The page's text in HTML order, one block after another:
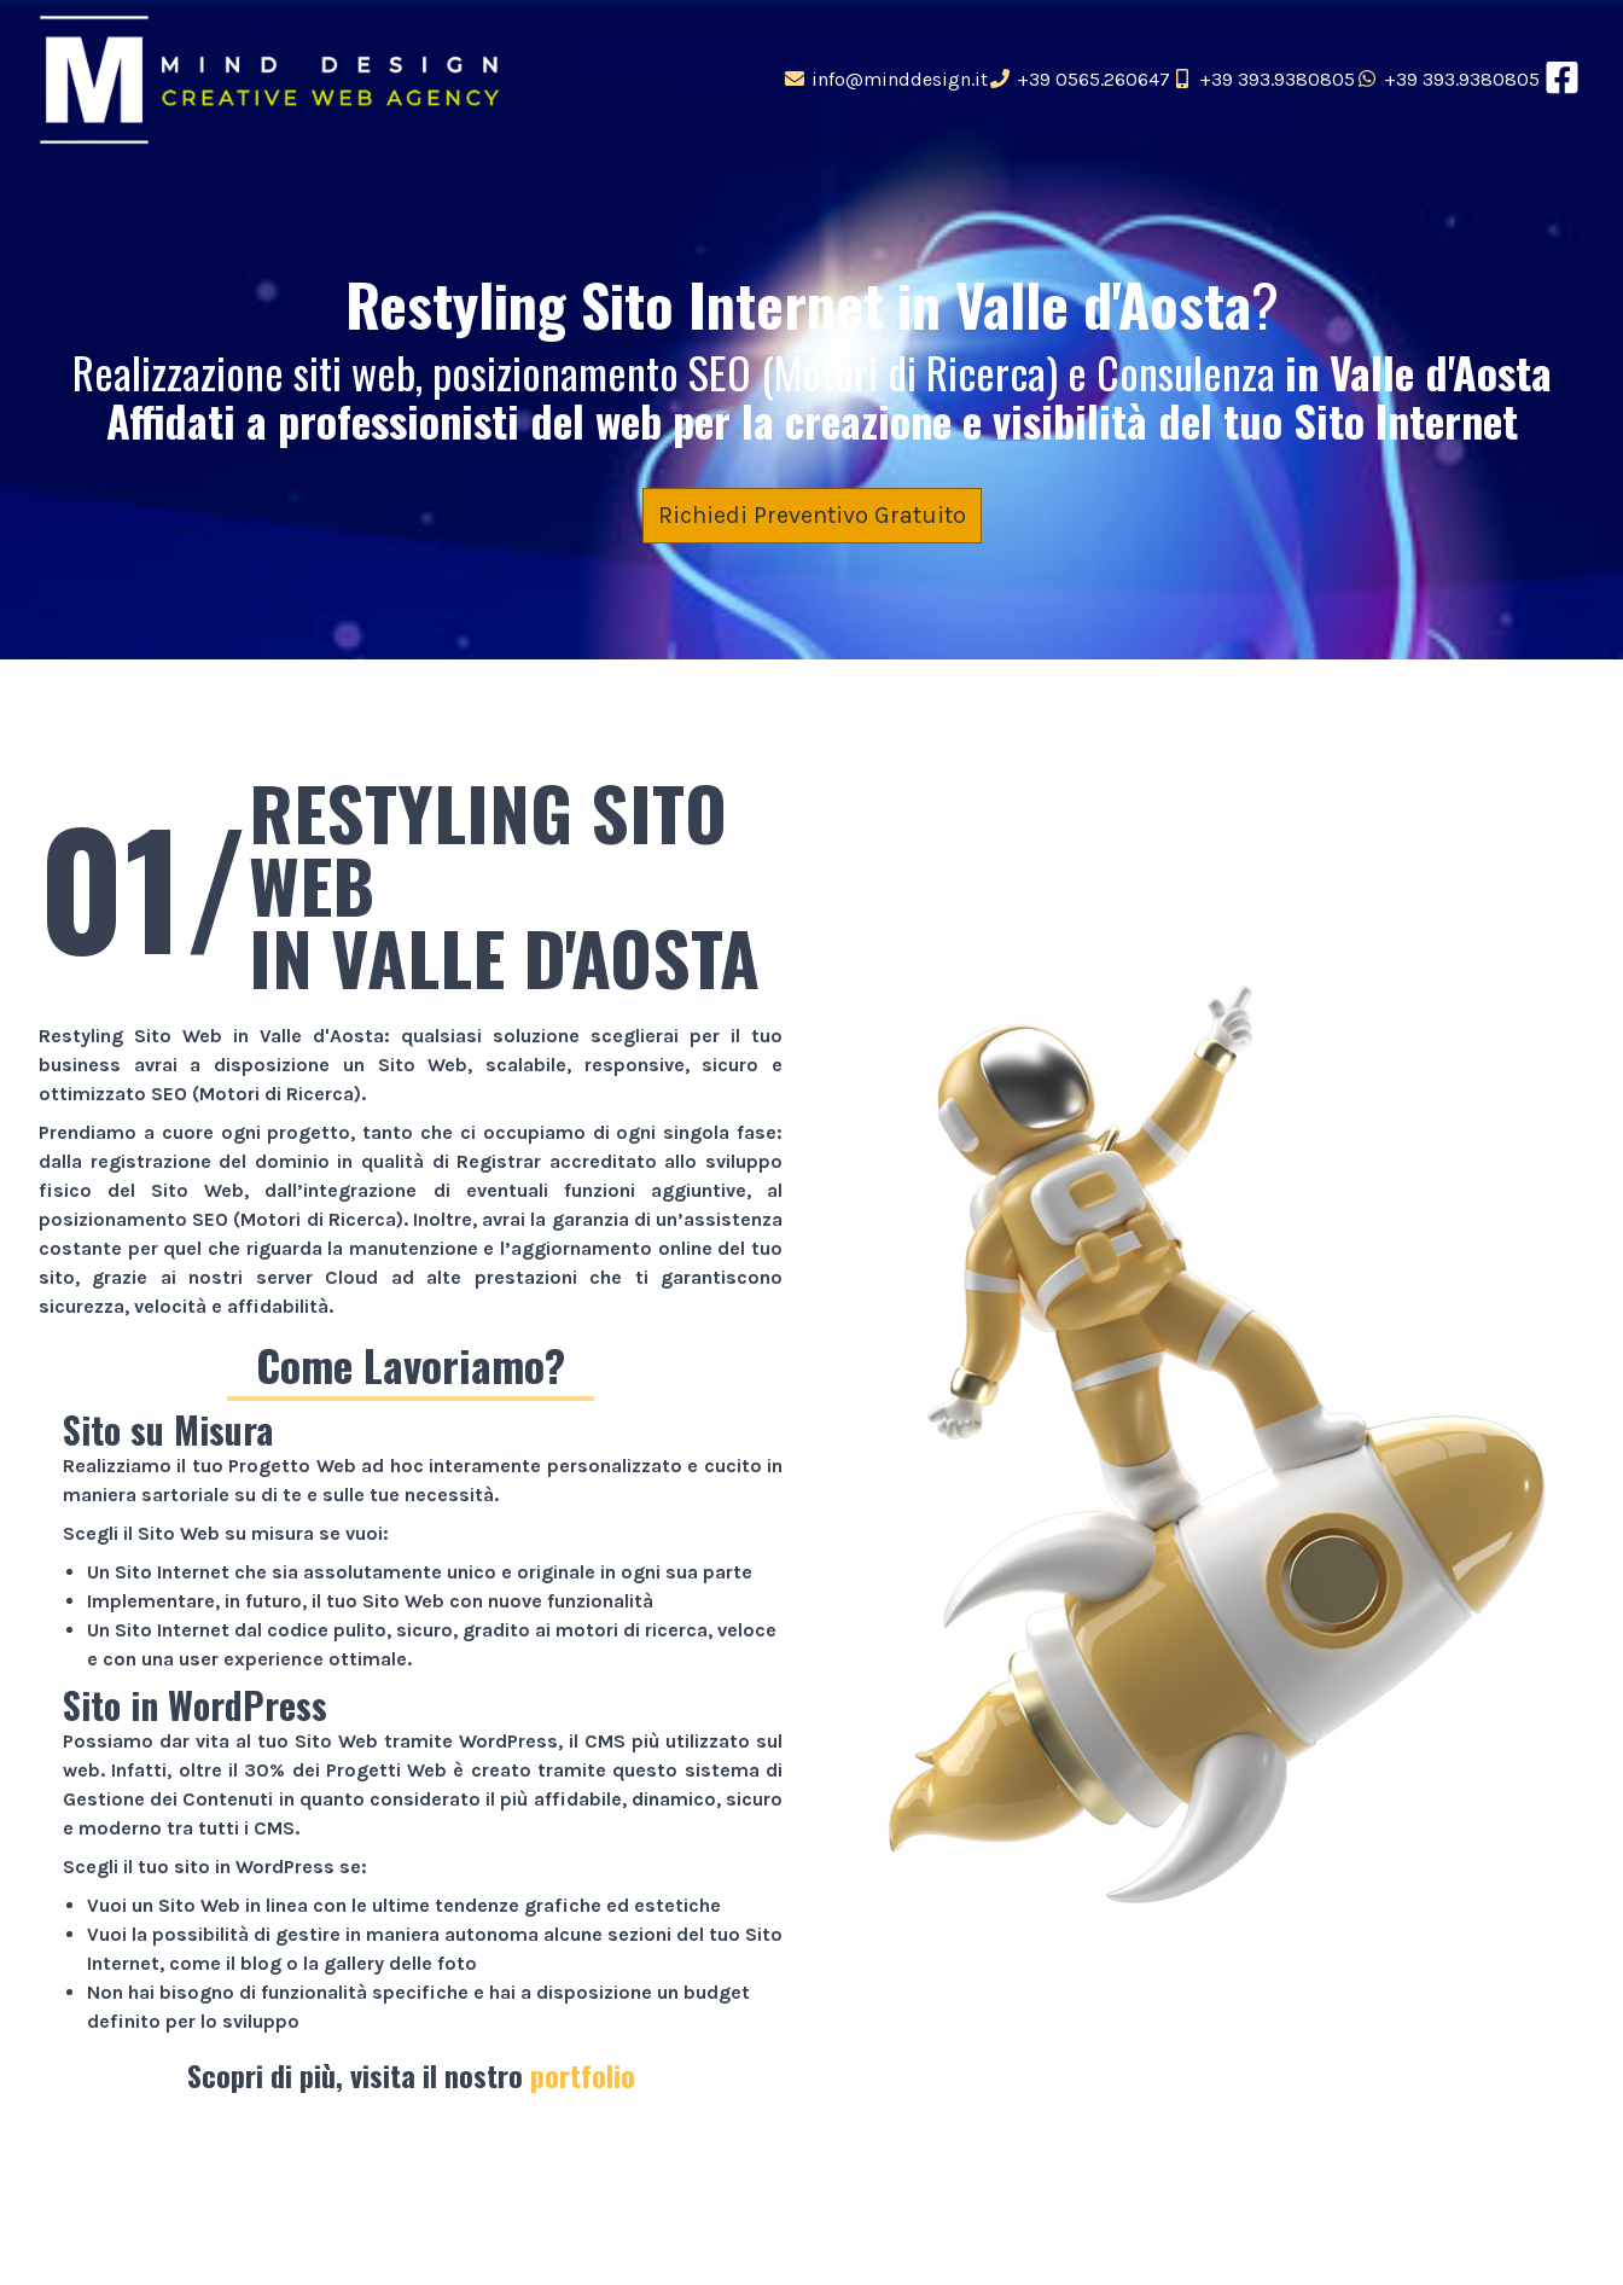
info@minddesign.it +39 0565.260647 +39 393.9380805 +39 393.9380805
Restyling Sito Internetin Valle d'Aosta?
Realizzazione siti web, posizionamento SEO (Motori di Ricerca) e Consulenza in Valle d'Aosta
Affidati a professionisti del web per la creazione e visibilità del tuo Sito Internet
Richiedi Preventivo Gratuito
01/RESTYLING SITO
WEB
IN VALLE D'AOSTA
Restyling Sito Web in Valle d'Aosta: qualsiasi soluzione sceglierai per il tuo
business avrai a disposizione un Sito Web, scalabile, responsive, sicuro e
ottimizzato SEO (Motori di Ricerca).
Prendiamo a cuore ogni progetto, tanto che ci occupiamo di ogni singola fase:
dalla registrazione del dominio in qualità di Registrar accreditato allo sviluppo
fisico del Sito Web, dall’integrazione di eventuali funzioni aggiuntive, al
posizionamento SEO (Motori di Ricerca). Inoltre, avrai la garanzia di un’assistenza
costante per quel che riguarda la manutenzione e l’aggiornamento online del tuo
sito, grazie ai nostri server Cloud ad alte prestazioni che ti garantiscono
sicurezza, velocità e affidabilità.
Come Lavoriamo?
Sito su Misura
Realizziamo il tuo Progetto Web ad hoc interamente personalizzato e cucito in
maniera sartoriale su di te e sulle tue necessità.
Scegli il Sito Web su misura se vuoi:
Un Sito Internet che sia assolutamente unico e originale in ogni sua parte
Implementare, in futuro, il tuo Sito Web con nuove funzionalità
Un Sito Internet dal codice pulito, sicuro, gradito ai motori di ricerca, veloce
e con una user experience ottimale.
Sito in WordPress
Possiamo dar vita al tuo Sito Web tramite WordPress, il CMS più utilizzato sul
web. Infatti, oltre il 30% dei Progetti Web è creato tramite questo sistema di
Gestione dei Contenuti in quanto considerato il più affidabile, dinamico, sicuro
e moderno tra tutti i CMS.
Scegli il tuo sito in WordPress se:
Vuoi un Sito Web in linea con le ultime tendenze grafiche ed estetiche
Vuoi la possibilità di gestire in maniera autonoma alcune sezioni del tuo Sito
Internet, come il blog o la gallery delle foto
Non hai bisogno di funzionalità specifiche e hai a disposizione un budget
definito per lo sviluppo
Scopri di più, visita il nostro portfolio